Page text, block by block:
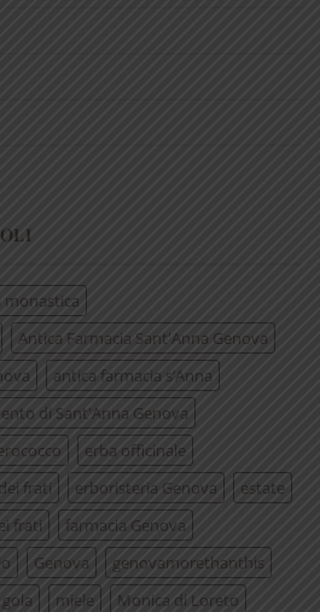
monastica
Antica Farmacia Sant'Anna Genova
antica farmacia s’Anna
di Sant'Anna Genova
erba officinale
frati erboristeria Genova
estate
frati
farmacia Genova
Genova
genovamorethanthis
miele
Monica di Loreto